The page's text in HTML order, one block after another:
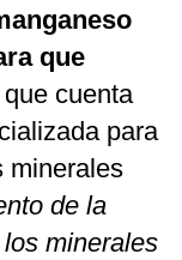
que
que cuenta
para
minerales
de la
minerales